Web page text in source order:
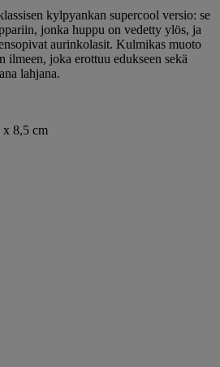
kylpyankan supercool versio: se
jonka huppu on vedetty ylös, ja
aurinkolasit. Kulmikas muoto
ilmeen, joka erottuu edukseen sekä
lahjana.
8,5 cm